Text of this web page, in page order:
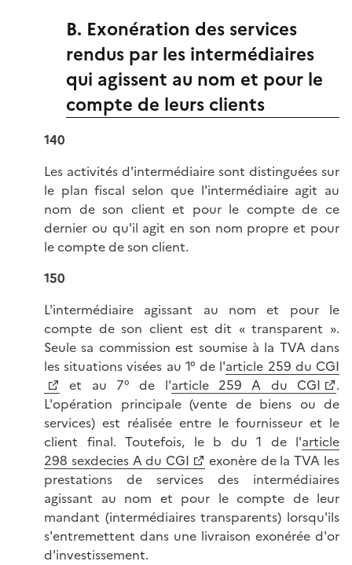
B. Exonération des services
rendus par les intermédiaires
qui agissent au nom et pour le
compte de leurs clients
140
Les activités d'intermédiaire sont distinguées sur
le plan fiscal selon que l'intermédiaire agit au
nom de son client et pour le compte de ce
dernier ou qu'il agit en son nom propre et pour
le compte de son client.
150
L'intermédiaire agissant au nom et pour le
compte de son client est dit « transparent ».
Seule sa commission est soumise à la TVA dans
les situations visées au 1° de l'article 259 du CGI
et au 7° de l'article 259 A du CGI
.
L'opération principale (vente de biens ou de
services) est réalisée entre le fournisseur et le
client final. Toutefois, le b du 1 de l'article
298 sexdecies A du CGI
exonère de la TVA les
prestations de services des intermédiaires
agissant au nom et pour le compte de leur
mandant (intermédiaires transparents) lorsqu'ils
s'entremettent dans une livraison exonérée d'or
d'investissement.